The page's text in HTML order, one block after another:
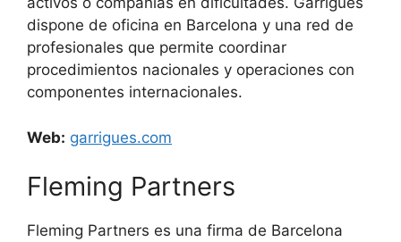
dispone de oficina en Barcelona y una red de
profesionales que permite coordinar
procedimientos nacionales y operaciones con
componentes internacionales.
Web: garrigues.com
Fleming Partners
Fleming Partners es una firma de Barcelona